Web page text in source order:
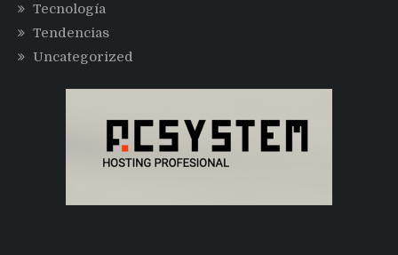
Tecnología
Tendencias
Uncategorized